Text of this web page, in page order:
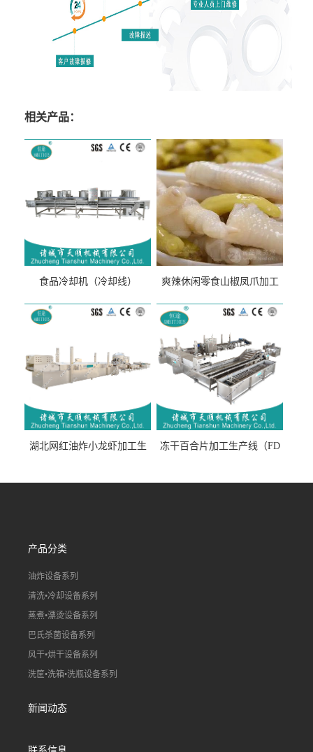
相关产品：
食品冷却机（冷却线）
爽辣休闲零食山椒凤爪加工
流水线）
湖北网红油炸小龙虾加工生
线）
冻干百合片加工生产线（FD
线）
产品分类
油炸设备系列
清洗•冷却设备系列
蒸煮•漂烫设备系列
巴氏杀菌设备系列
风干•烘干设备系列
洗筐•洗箱•洗瓶设备系列
新闻动态